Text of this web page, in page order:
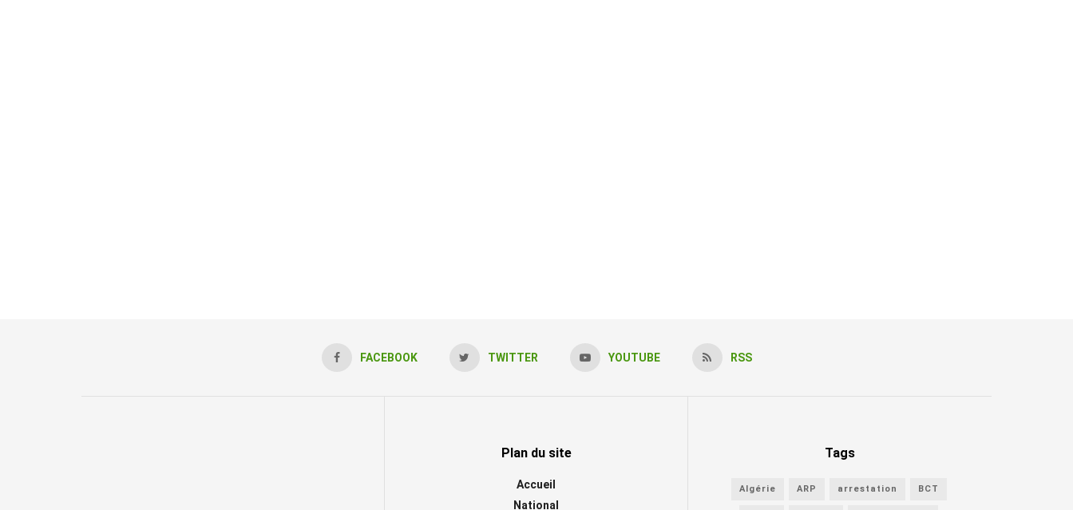
FACEBOOK TWITTER YOUTUBE RSS
Plan du site
Accueil
National
Tags
Algérie ARP arrestation BCT